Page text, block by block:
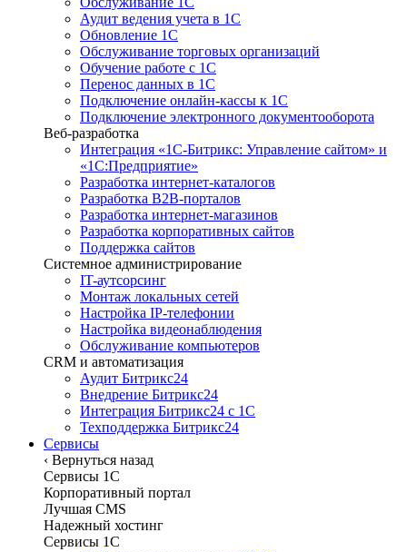
Аудит ведения учета в 1С
Обновление 1С
Обслуживание торговых организаций
Обучение работе с 1С
Перенос данных в 1С
Подключение онлайн-кассы к 1С
Подключение электронного документооборота
Веб-разработка
Интеграция «1С-Битрикс: Управление сайтом» и
«1С:Предприятие»
Разработка интернет-каталогов
Разработка B2B-порталов
Разработка интернет-магазинов
Разработка корпоративных сайтов
Поддержка сайтов
Системное администрирование
IT-аутсорсинг
Монтаж локальных сетей
Настройка IP-телефонии
Настройка видеонаблюдения
Обслуживание компьютеров
CRM и автоматизация
Аудит Битрикс24
Внедрение Битрикс24
Интеграция Битрикс24 с 1С
Техподдержка Битрикс24
Сервисы
‹ Вернуться назад
Сервисы 1C
Корпоративный портал
Лучшая CMS
Надежный хостинг
Сервисы 1C